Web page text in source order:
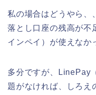
私の場合はどうやら、
落とし口座の残高が不
インペイ）が使えなか
多分ですが、LinePay
題がなければ、しろえ